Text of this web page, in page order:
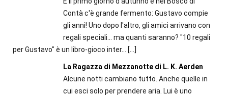
Contà c'è grande fermento: Gustavo compie
gli anni! Uno dopo l'altro, gli amici arrivano con
regali speciali... ma quanti saranno? "10 regali
per Gustavo" è un libro-gioco inter...
[…]
La Ragazza di Mezzanotte di L. K. Aerden
Alcune notti cambiano tutto. Anche quelle in
cui esci solo per prendere aria. Lui è uno